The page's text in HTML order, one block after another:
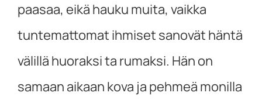
paasaa, eikä hauku muita, vaikka
tuntemattomat ihmiset sanovät häntä
välillä huoraksi ta rumaksi. Hän on
samaan aikaan kova ja pehmeä monilla